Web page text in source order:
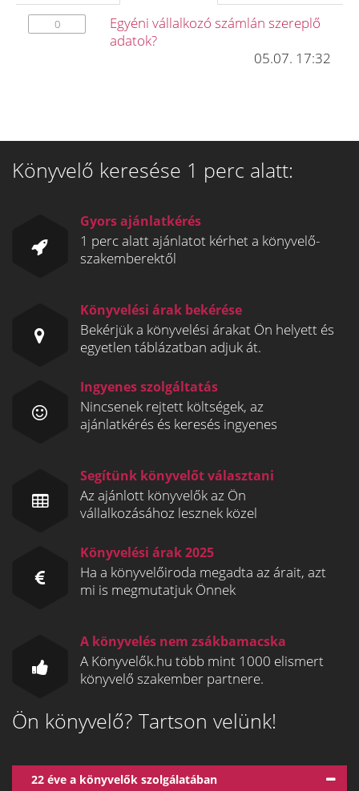
0
Egyéni vállalkozó számlán szereplő
adatok?
05.07. 17:32
Könyvelő keresése 1 perc alatt:
Gyors ajánlatkérés
1 perc alatt ajánlatot kérhet a könyvelő-
szakemberektől
Könyvelési árak bekérése
Bekérjük a könyvelési árakat Ön helyett és
egyetlen táblázatban adjuk át.
Ingyenes szolgáltatás
Nincsenek rejtett költségek, az
ajánlatkérés és keresés ingyenes
Segítünk könyvelőt választani
Az ajánlott könyvelők az Ön
vállalkozásához lesznek közel
Könyvelési árak 2025
Ha a könyvelőiroda megadta az árait, azt
mi is megmutatjuk Önnek
A könyvelés nem zsákbamacska
A Könyvelők.hu több mint 1000 elismert
könyvelő szakember partnere.
Ön könyvelő? Tartson velünk!
22 éve a könyvelők szolgálatában